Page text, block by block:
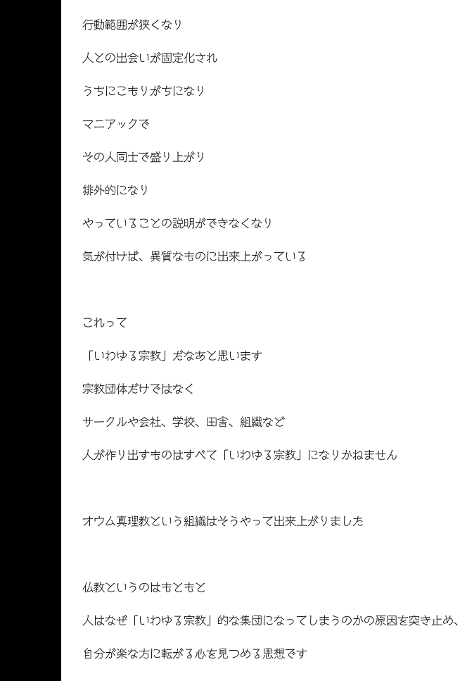
行動範囲が狭くなり
人との出会いが固定化され
うちにこもりがちになり
マニアックで
その人同士で盛り上がり
排外的になり
やっていることの説明ができなくなり
気が付けば、異質なものに出来上がっている
これって
「いわゆる宗教」だなあと思います
宗教団体だけではなく
サークルや会社、学校、田舎、組織など
人が作り出すものはすべて「いわゆる宗教」になりかねません
オウム真理教という組織はそうやって出来上がりました
仏教というのはもともと
人はなぜ「いわゆる宗教」的な集団になってしまうのかの原因を突き止め、
自分が楽な方に転がる心を見つめる思想です